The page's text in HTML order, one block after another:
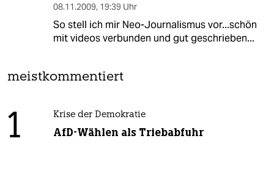
08.11.2009, 19:39 Uhr
So stell ich mir Neo-Journalismus vor...schön
mit videos verbunden und gut geschrieben...
meistkommentiert
1 Krise der Demokratie
AfD-Wählen als Triebabfuhr